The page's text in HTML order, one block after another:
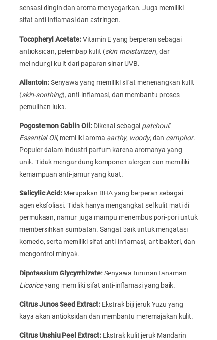
sensasi dingin dan aroma menyegarkan. Juga memiliki
sifat anti-inflamasi dan astringen.
Tocopheryl Acetate:Vitamin E yang berperan sebagai
antioksidan, pelembap kulit (skin moisturizer), dan
melindungi kulit dari paparan sinar UVB.
Allantoin:Senyawa yang memiliki sifat menenangkan kulit
(skin-soothing), anti-inflamasi, dan membantu proses
pemulihan luka.
Pogostemon Cablin Oil: Dikenal sebagai patchouli
Essential Oil, memiliki aroma earthy, woody, dan camphor.
Populer dalam industri parfum karena aromanya yang
unik. Tidak mengandung komponen alergen dan memiliki
kemampuan anti-jamur yang kuat.
Salicylic Acid: Merupakan BHA yang berperan sebagai
agen eksfoliasi. Tidak hanya mengangkat sel kulit mati di
permukaan, namun juga mampu menembus pori-pori untuk
membersihkan sumbatan. Sangat baik untuk mengatasi
komedo, serta memiliki sifat anti-inflamasi, antibakteri, dan
mengontrol minyak.
Dipotassium Glycyrrhizate:Senyawa turunan tanaman
Licoriceyang memiliki sifat anti-inflamasi yang baik.
Citrus Junos Seed Extract: Ekstrak biji jeruk Yuzu yang
kaya akan antioksidan dan membantu meremajakan kulit.
Citrus Unshiu Peel Extract: Ekstrak kulit jeruk Mandarin